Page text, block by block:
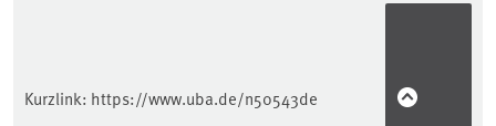
Kurzlink: https://www.uba.de/n50543de